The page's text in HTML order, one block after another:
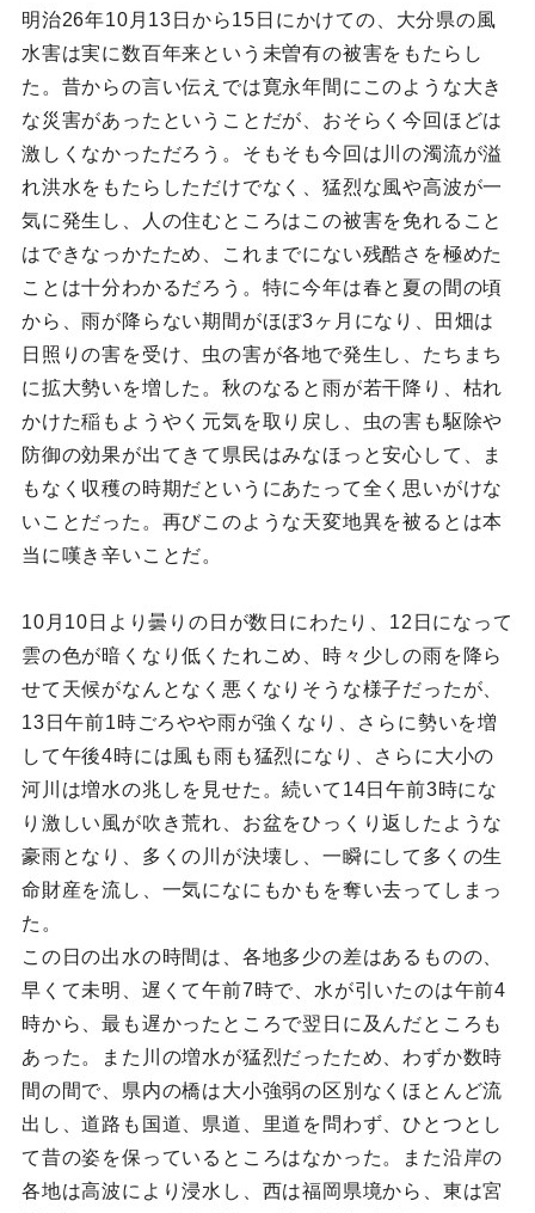
明治26年10月13日から15日にかけての、大分県の風
水害は実に数百年来という未曽有の被害をもたらし
た。昔からの言い伝えでは寛永年間にこのような大き
な災害があったということだが、おそらく今回ほどは
激しくなかっただろう。そもそも今回は川の濁流が溢
れ洪水をもたらしただけでなく、猛烈な風や高波が一
気に発生し、人の住むところはこの被害を免れること
はできなっかたため、これまでにない残酷さを極めた
ことは十分わかるだろう。特に今年は春と夏の間の頃
から、雨が降らない期間がほぼ3ヶ月になり、田畑は
日照りの害を受け、虫の害が各地で発生し、たちまち
に拡大勢いを増した。秋のなると雨が若干降り、枯れ
かけた稲もようやく元気を取り戻し、虫の害も駆除や
防御の効果が出てきて県民はみなほっと安心して、ま
もなく収穫の時期だというにあたって全く思いがけな
いことだった。再びこのような天変地異を被るとは本
当に嘆き辛いことだ。
10月10日より曇りの日が数日にわたり、12日になって
雲の色が暗くなり低くたれこめ、時々少しの雨を降ら
せて天候がなんとなく悪くなりそうな様子だったが、
13日午前1時ごろやや雨が強くなり、さらに勢いを増
して午後4時には風も雨も猛烈になり、さらに大小の
河川は増水の兆しを見せた。続いて14日午前3時にな
り激しい風が吹き荒れ、お盆をひっくり返したような
豪雨となり、多くの川が決壊し、一瞬にして多くの生
命財産を流し、一気になにもかもを奪い去ってしまっ
た。
この日の出水の時間は、各地多少の差はあるものの、
早くて未明、遅くて午前7時で、水が引いたのは午前4
時から、最も遅かったところで翌日に及んだところも
あった。また川の増水が猛烈だったため、わずか数時
間の間で、県内の橋は大小強弱の区別なくほとんど流
出し、道路も国道、県道、里道を問わず、ひとつとし
て昔の姿を保っているところはなかった。また沿岸の
各地は高波により浸水し、西は福岡県境から、東は宮